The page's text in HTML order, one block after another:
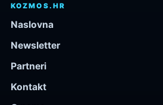
KOZMOS.HR
Naslovna
Newsletter
Partneri
Kontakt